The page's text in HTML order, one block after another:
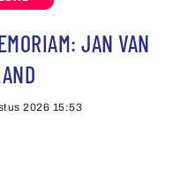
JAN VAN
2026 15:53